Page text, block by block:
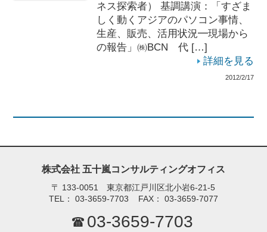
ネス探索者） 基調講演：「すざま
しく動くアジアのパソコン事情、
生産、販売、活用状況━現場から
の報告」㈱BCN 代 […]
詳細を見る
2012/2/17
株式会社 五十嵐コンサルティングオフィス
〒 133-0051 東京都江戸川区北小岩6-21-5
TEL：
03-3659-7703 FAX： 03-3659-7077
03-3659-7703